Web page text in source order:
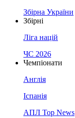
Збірна України
Збірні
Ліга націй
ЧС 2026
Чемпіонати
Англія
Іспанія
АПЛ Top News